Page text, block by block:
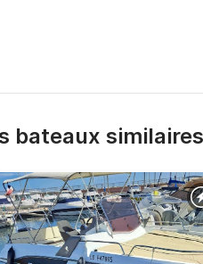
bateaux similaires